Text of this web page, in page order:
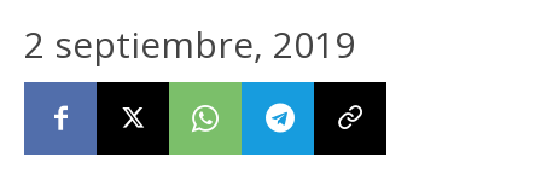
2 septiembre, 2019